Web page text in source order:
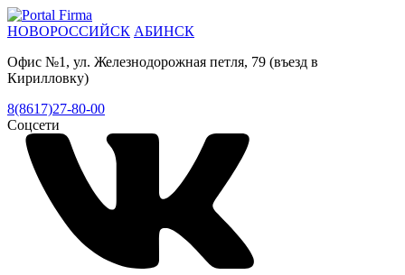
НОВОРОССИЙСК АБИНСК
Офис №1, ул. Железнодорожная петля, 79 (въезд в
Кирилловку)
8(8617)27-80-00
Соцсети